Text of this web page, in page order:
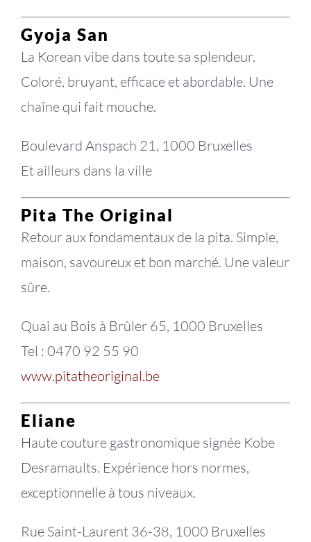
Gyoja San
La Korean vibe dans toute sa splendeur.
Coloré, bruyant, efficace et abordable. Une
chaîne qui fait mouche.
Boulevard Anspach 21, 1000 Bruxelles
Et ailleurs dans la ville
Pita The Original
Retour aux fondamentaux de la pita. Simple,
maison, savoureux et bon marché. Une valeur
sûre.
Quai au Bois à Brûler 65, 1000 Bruxelles
Tel : 0470 92 55 90
www.pitatheoriginal.be
Eliane
Haute couture gastronomique signée Kobe
Desramaults. Expérience hors normes,
exceptionnelle à tous niveaux.
Rue Saint-Laurent 36-38, 1000 Bruxelles